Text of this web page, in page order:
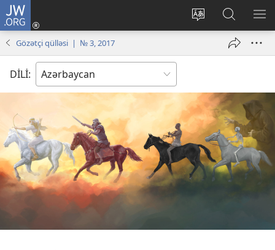
JW.ORG
Saytın
Daxil
JW.ORG-
da
axtarın
Gözətçi qülləsi | № 3, 2017
DİLİ: